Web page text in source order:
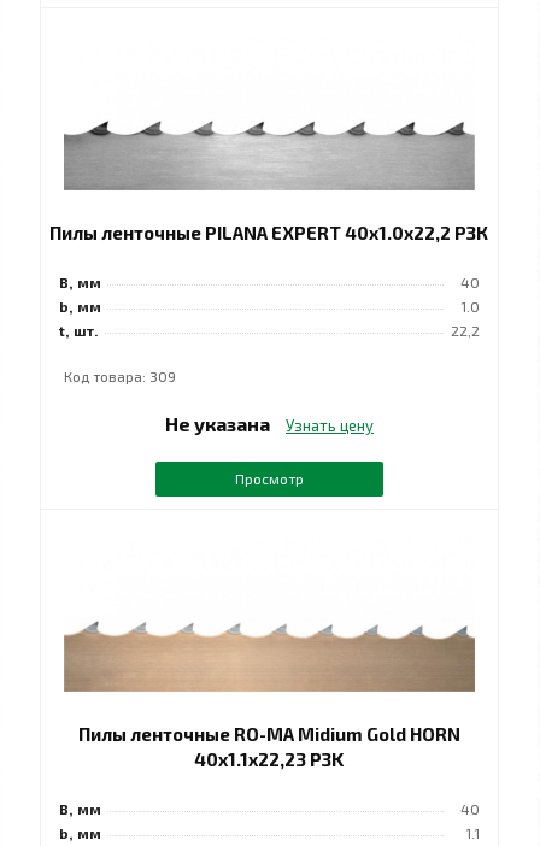
Пилы ленточные PILANA EXPERT 40x1.0x22,2 РЗК
B, мм
40
b, мм
1.0
t, шт.
22,2
Код товара: 309
Не указана Узнать цену
Просмотр
Пилы ленточные RO-MA Midium Gold HORN
40x1.1x22,23 РЗK
B, мм
40
b, мм
1.1